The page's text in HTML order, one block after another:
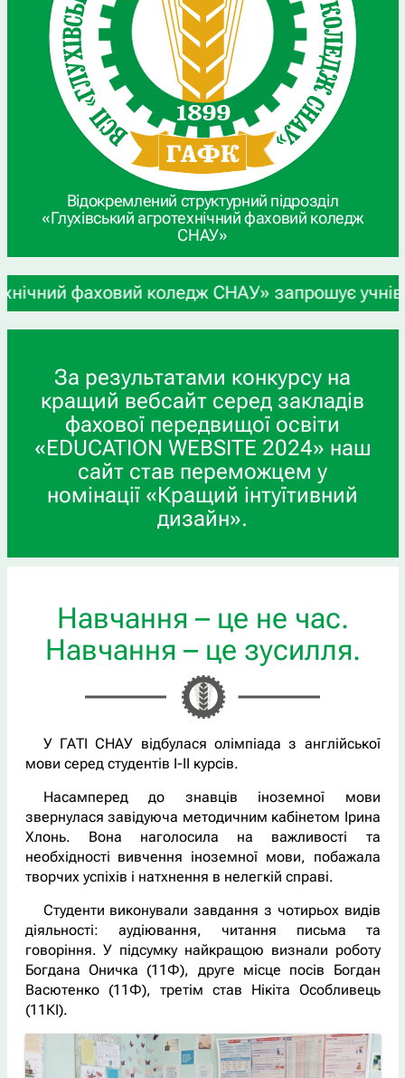
Відокремлений структурний підрозділ
«Глухівський агротехнічний фаховий коледж
СНАУ»
фаховий коледж СНАУ» запрошує учнів 9-х та
За результатами конкурсу на
кращий вебсайт серед закладів
фахової передвищої освіти
«EDUCATION WEBSITE 2024» наш
сайт став переможцем у
номінації «Кращий інтуїтивний
дизайн».
Навчання – це не час.
Навчання – це зусилля.
У ГАТІ СНАУ відбулася олімпіада з англійської
мови серед студентів І-ІІ курсів.
Насамперед до знавців іноземної мови
звернулася завідуюча методичним кабінетом Ірина
Хлонь. Вона наголосила на важливості та
необхідності вивчення іноземної мови, побажала
творчих успіхів і натхнення в нелегкій справі.
Студенти виконували завдання з чотирьох видів
діяльності: аудіювання, читання письма та
говоріння. У підсумку найкращою визнали роботу
Богдана Оничка (11Ф), друге місце посів Богдан
Васютенко (11Ф), третім став Нікіта Особливець
(11КІ).